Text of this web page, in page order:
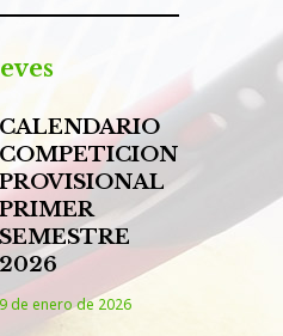
CALENDARIO
COMPETICION
PROVISIONAL
PRIMER
SEMESTRE
2026
9 de enero de 2026